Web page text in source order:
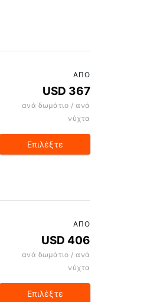
ΑΠΌ
USD 367
ανά δωμάτιο / ανά
νύχτα
Επιλέξτε
ΑΠΌ
USD 406
ανά δωμάτιο / ανά
νύχτα
Επιλέξτε